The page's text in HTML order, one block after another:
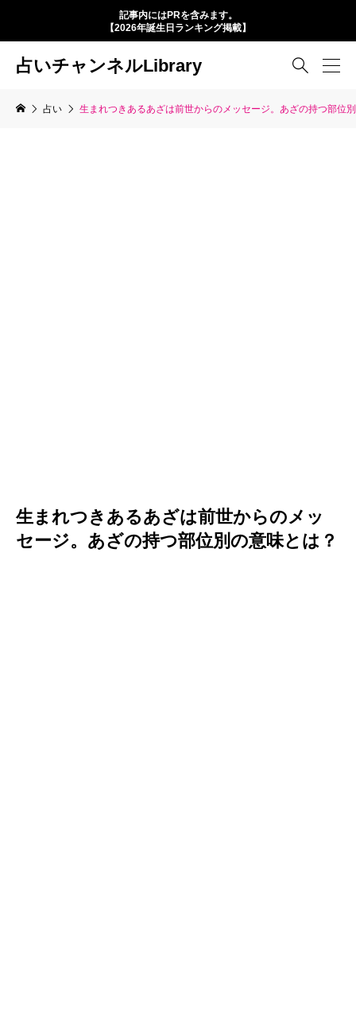
記事内にはPRを含みます。
【2026年誕生日ランキング掲載】
占いチャンネルLibrary 
占い 生まれつきあるあざは前世からのメッセージ。あざの持つ部位
生まれつきあるあざは前世からのメッ
セージ。あざの持つ部位別の意味とは？